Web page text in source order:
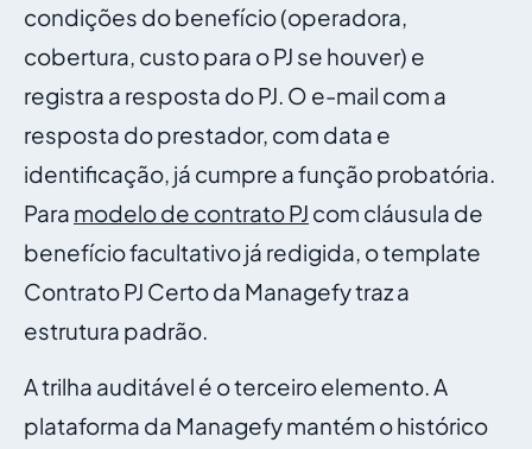
condições do benefício (operadora,
cobertura, custo para o PJ se houver) e
registra a resposta do PJ. O e-mail com a
resposta do prestador, com data e
identificação, já cumpre a função probatória.
Para modelo de contrato PJ com cláusula de
benefício facultativo já redigida, o template
Contrato PJ Certo da Managefy traz a
estrutura padrão.
A trilha auditável é o terceiro elemento. A
plataforma da Managefy mantém o histórico